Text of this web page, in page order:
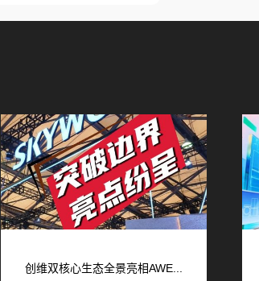
创维双核心生态全景亮相AWE...